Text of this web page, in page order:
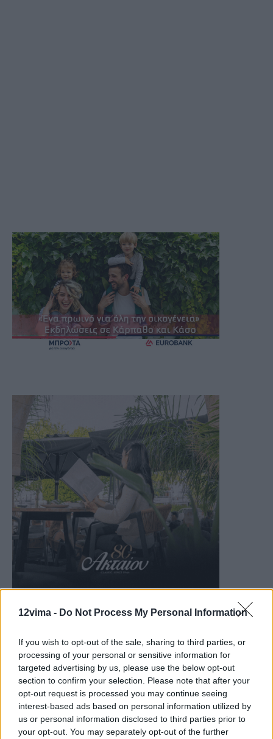
12vima - Do Not Process My Personal Information
If you wish to opt-out of the sale, sharing to third parties, or
processing of your personal or sensitive information for
targeted advertising by us, please use the below opt-out
section to confirm your selection. Please note that after your
opt-out request is processed you may continue seeing
interest-based ads based on personal information utilized by
us or personal information disclosed to third parties prior to
your opt-out. You may separately opt-out of the further